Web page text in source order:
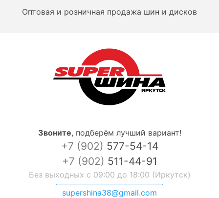
Оптовая и розничная продажа шин и дисков
Звоните, подберём лучший вариант!
+7 (902) 577-54-14
+7 (902) 511-44-91
Без выходных с 09:00 до 18:00 (Иркутск)
supershina38@gmail.com